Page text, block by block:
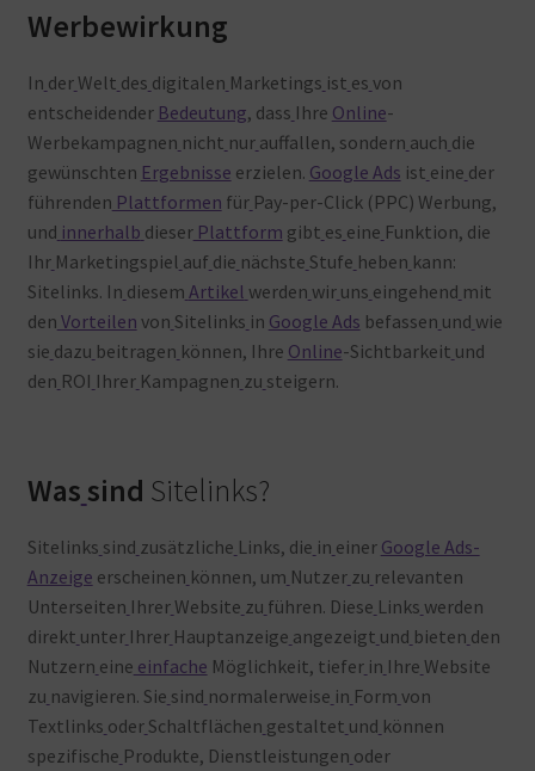
Werbewirkung
In der Welt des digitalen Marketings ist es von
entscheidender Bedeutung, dass Ihre Online-
Werbekampagnen nicht nur auffallen, sondern auch die
gewünschten Ergebnisse erzielen. Google Ads ist eine der
führenden Plattformen für Pay-per-Click (PPC) Werbung,
und innerhalb dieserPlattform gibt es eine Funktion, die
Ihr Marketingspiel auf die nächste Stufe heben kann:
Sitelinks. In diesem Artikel werden wir uns eingehend mit
den Vorteilen von Sitelinks in Google Ads befassen und wie
sie dazu beitragen können, Ihre Online-Sichtbarkeit und
den ROI Ihrer Kampagnen zu steigern.
Was sind Sitelinks?
Sitelinks sind zusätzliche Links, die in einer Google Ads-
Anzeige erscheinen können, um Nutzer zu relevanten
Unterseiten Ihrer Website zu führen. Diese Links werden
direkt unter Ihrer Hauptanzeige angezeigt und bieten den
Nutzern eine einfache Möglichkeit, tiefer in Ihre Website
zu navigieren. Sie sind normalerweise in Form von
Textlinks oder Schaltflächen gestaltet und können
spezifische Produkte, Dienstleistungen oder